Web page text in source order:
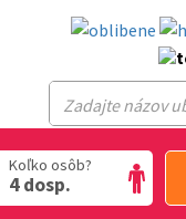
Koľko osôb?
4 dosp.